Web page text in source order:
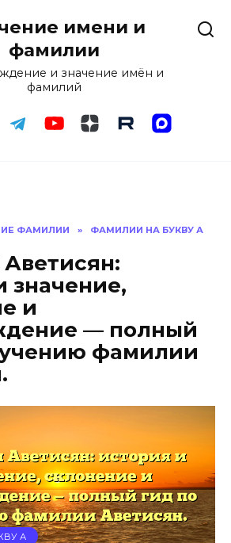
имени и
фамилии
и значение имён и
фамилий
ФАМИЛИИ » ФАМИЛИИ НА БУКВУ А
значение,
и
— полный
фамилии
А